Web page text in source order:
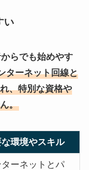
い
らでも始めやす
ターネット回線と
、特別な資格や
。
環境やスキル
ターネットとパ